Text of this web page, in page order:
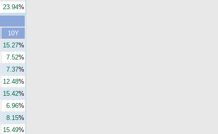
23.94%
10Y
15.27%
7.52%
7.37%
12.48%
15.42%
6.96%
8.15%
15.49%